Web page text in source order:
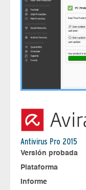
Antivirus Pro 2015
Versión probada
Plataforma
Informe